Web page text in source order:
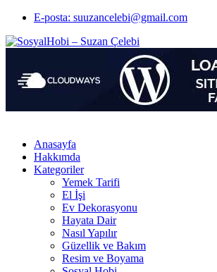
E-posta: suuzancelebi@gmail.com
Anasayfa
Hakkımda
Kategoriler
Yemek Tarifi
El İşi
Ev Dekorasyonu
Hayata Dair
Nasıl Yapılır
Güzellik ve Bakım
Resim ve Boyama